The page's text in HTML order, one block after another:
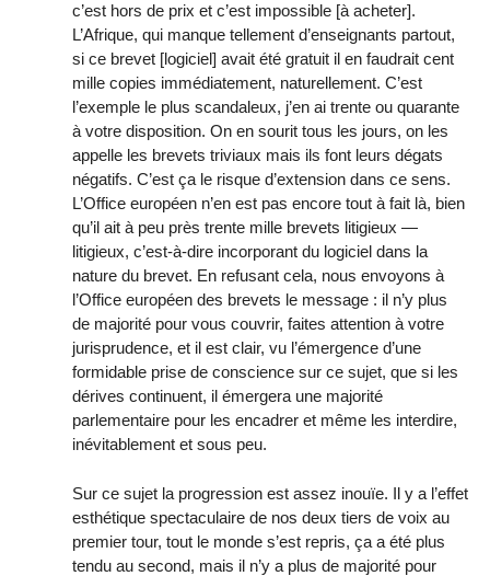
c’est hors de prix et c’est impossible [à acheter].
L’Afrique, qui manque tellement d’enseignants partout,
si ce brevet [logiciel] avait été gratuit il en faudrait cent
mille copies immédiatement, naturellement. C’est
l’exemple le plus scandaleux, j’en ai trente ou quarante
à votre disposition. On en sourit tous les jours, on les
appelle les brevets triviaux mais ils font leurs dégats
négatifs. C’est ça le risque d’extension dans ce sens.
L’Office européen n’en est pas encore tout à fait là, bien
qu’il ait à peu près trente mille brevets litigieux —
litigieux, c’est-à-dire incorporant du logiciel dans la
nature du brevet. En refusant cela, nous envoyons à
l’Office européen des brevets le message : il n’y plus
de majorité pour vous couvrir, faites attention à votre
jurisprudence, et il est clair, vu l’émergence d’une
formidable prise de conscience sur ce sujet, que si les
dérives continuent, il émergera une majorité
parlementaire pour les encadrer et même les interdire,
inévitablement et sous peu.
Sur ce sujet la progression est assez inouïe. Il y a l’effet
esthétique spectaculaire de nos deux tiers de voix au
premier tour, tout le monde s’est repris, ça a été plus
tendu au second, mais il n’y a plus de majorité pour